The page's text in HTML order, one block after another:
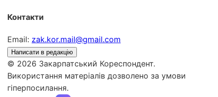
Контакти
Email: zak.kor.mail@gmail.com
Написати в редакцію
© 2026 Закарпатський Кореспондент.
Використання матеріалів дозволено за умови
гіперпосилання.